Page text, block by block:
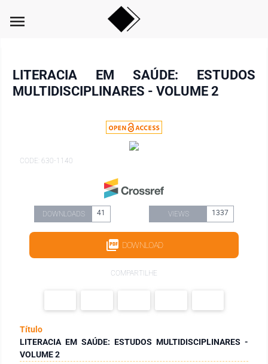
menu
LITERACIA EM SAÚDE: ESTUDOS
MULTIDISCIPLINARES - VOLUME 2
CODE: 630-1140
DOWNLOADS 41 VIEWS 1337
DOWNLOAD
COMPARTILHE
Título
LITERACIA EM SAÚDE: ESTUDOS MULTIDISCIPLINARES -
VOLUME 2